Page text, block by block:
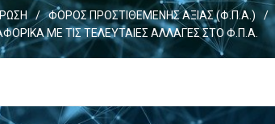
/ ΦΟΡΟΣ ΠΡΟΣΤΙΘΕΜΕΝΗΣ ΑΞΙΑΣ (Φ.Π.Α.) /
ΜΕ ΤΙΣ ΤΕΛΕΥΤΑΙΕΣ ΑΛΛΑΓΕΣ ΣΤΟ Φ.Π.Α.